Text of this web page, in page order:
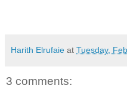
Harith Elrufaie at Tuesday,
3 comments: